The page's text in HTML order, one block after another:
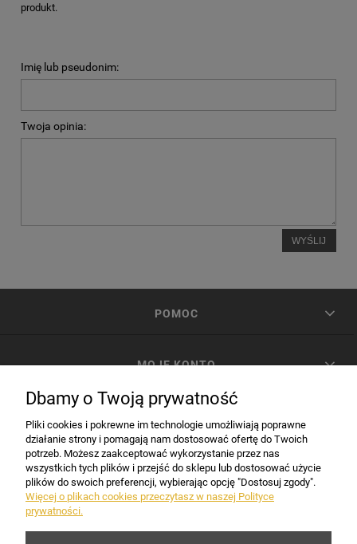
produkt.
Imię lub pseudonim:
Twoja opinia:
WYŚLIJ
POMOC
MOJE KONTO
INFORMACJE
Dbamy o Twoją prywatność
Pliki cookies i pokrewne im technologie umożliwiają poprawne
działanie strony i pomagają nam dostosować ofertę do Twoich
potrzeb. Możesz zaakceptować wykorzystanie przez nas
wszystkich tych plików i przejść do sklepu lub dostosować użycie
plików do swoich preferencji, wybierając opcję "Dostosuj zgody".
Więcej o plikach cookies przeczytasz w naszej Polityce
prywatności.